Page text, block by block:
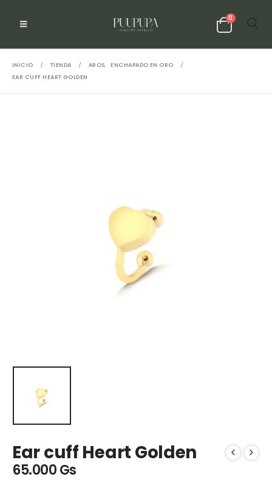
0
INICIO TIENDA AROS,
ENCHAPADO EN ORO
EAR CUFF HEART GOLDEN
Ear cuff Heart Golden
65.000Gs